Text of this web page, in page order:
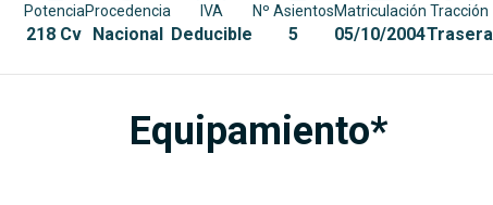
Potencia
218 Cv
Procedencia
Nacional
IVA
Deducible
Nº Asientos
5
Matriculación
05/10/2004
Tracción
Trasera
Equipamiento*